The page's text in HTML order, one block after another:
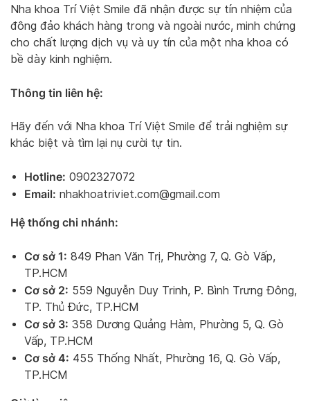
Nha khoa Trí Việt Smile đã nhận được sự tín nhiệm của
đông đảo khách hàng trong và ngoài nước, minh chứng
cho chất lượng dịch vụ và uy tín của một nha khoa có
bề dày kinh nghiệm.
Thông tin liên hệ:
Hãy đến với Nha khoa Trí Việt Smile để trải nghiệm sự
khác biệt và tìm lại nụ cười tự tin.
Hotline: 0902327072
Email: nhakhoatriviet.com@gmail.com
Hệ thống chi nhánh:
Cơ sở 1: 849 Phan Văn Trị, Phường 7, Q. Gò Vấp,
TP.HCM
Cơ sở 2: 559 Nguyễn Duy Trinh, P. Bình Trưng Đông,
TP. Thủ Đức, TP.HCM
Cơ sở 3: 358 Dương Quảng Hàm, Phường 5, Q. Gò
Vấp, TP.HCM
Cơ sở 4: 455 Thống Nhất, Phường 16, Q. Gò Vấp,
TP.HCM